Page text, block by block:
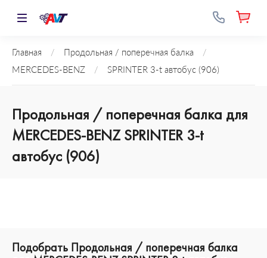
Главная / Продольная / поперечная балка
/
MERCEDES-BENZ
/ SPRINTER 3-t автобус (906)
Продольная / поперечная балка для
MERCEDES-BENZ SPRINTER 3-t
автобус (906)
Подобрать Продольная / поперечная балка